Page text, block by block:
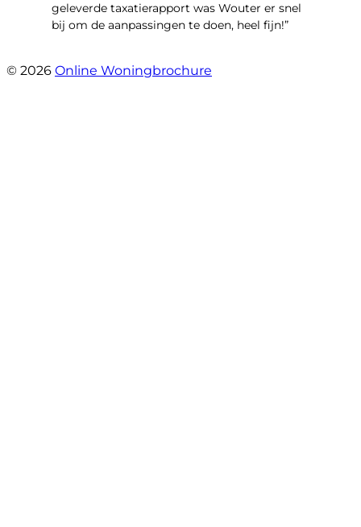
geleverde taxatierapport was Wouter er snel
bij om de aanpassingen te doen, heel fijn!”
© 2026 Online Woningbrochure